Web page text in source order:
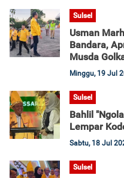
Sulsel
Usman
Bandara,
Musda
Minggu, 19 Jul
Sulsel
Bahlil
Lempar
Sabtu, 18 Jul
Sulsel